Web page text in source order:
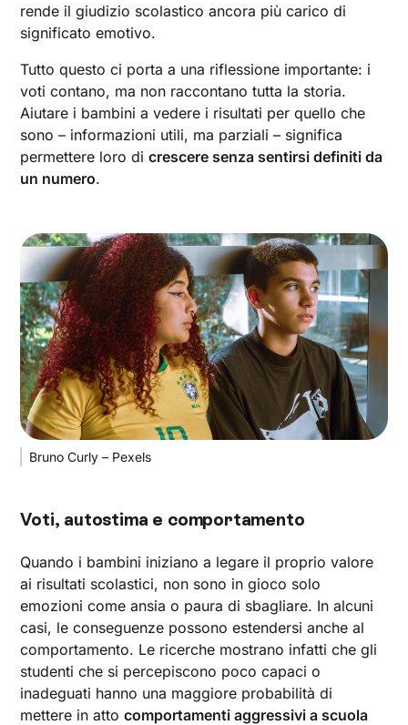
rende il giudizio scolastico ancora più carico di
significato emotivo.
Tutto questo ci porta a una riflessione importante: i
voti contano, ma non raccontano tutta la storia.
Aiutare i bambini a vedere i risultati per quello che
sono – informazioni utili, ma parziali – significa
permettere loro dicrescere senza sentirsi definiti da
un numero.
Bruno Curly – Pexels
Voti, autostima e comportamento
Quando i bambini iniziano a legare il proprio valore
ai risultati scolastici, non sono in gioco solo
emozioni come ansia o paura di sbagliare. In alcuni
casi, le conseguenze possono estendersi anche al
comportamento. Le ricerche mostrano infatti che gli
studenti che si percepiscono poco capaci o
inadeguati hanno una maggiore probabilità di
mettere in attocomportamenti aggressivi a scuola